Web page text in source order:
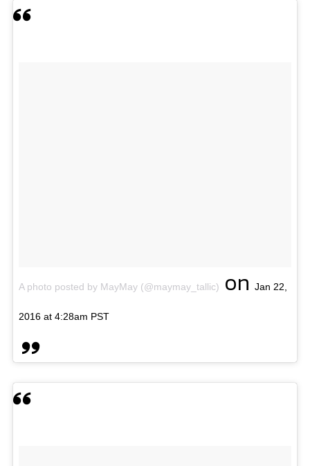
A photo posted by MayMay (@maymay_tallic) on Jan 22,
2016 at 4:28am PST